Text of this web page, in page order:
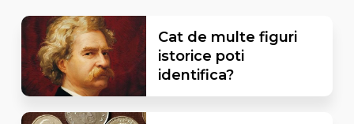
Cat de multe figuri
istorice poti
identifica?